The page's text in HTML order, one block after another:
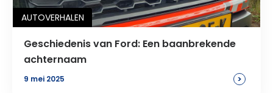
AUTOVERHALEN
Geschiedenis van Ford: Een baanbrekende
achternaam
9 mei 2025 >